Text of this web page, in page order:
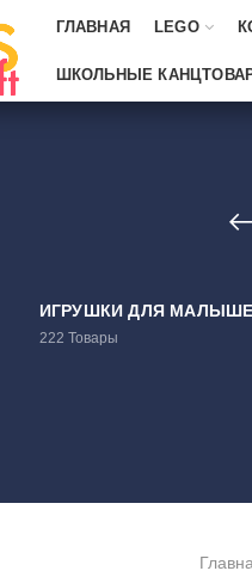
ГЛАВНАЯ LEGO
ШКОЛЬНЫЕ
ИГРУШКИ ДЛЯ
222 Товары